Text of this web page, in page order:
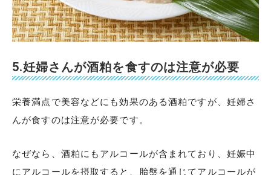
5.妊婦さんが酒粕を食すのは注意が必要
栄養満点で美容などにも効果のある酒粕ですが、妊婦さ
んが食すのは注意が必要です。
なぜなら、酒粕にもアルコールが含まれており、妊娠中
にアルコールを摂取すると、胎盤を通じてアルコールが